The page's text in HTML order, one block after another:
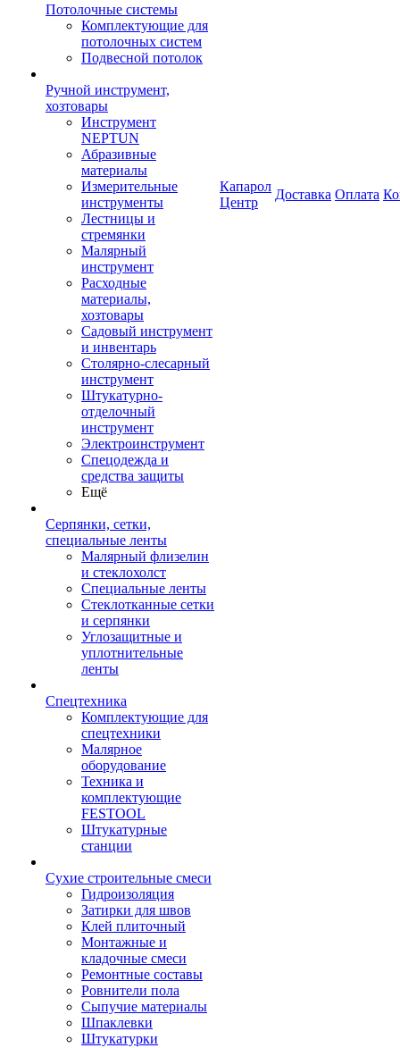
Потолочные системы
Комплектующие для
потолочных систем
Подвесной потолок
Ручной инструмент,
хозтовары
Инструмент
NEPTUN
Абразивные
материалы
Измерительные
инструменты
Лестницы и
стремянки
Малярный
инструмент
Расходные
материалы,
хозтовары
Садовый инструмент
и инвентарь
Столярно-слесарный
инструмент
Штукатурно-
отделочный
инструмент
Электроинструмент
Спецодежда и
средства защиты
Ещё
Серпянки, сетки,
специальные ленты
Малярный флизелин
и стеклохолст
Специальные ленты
Стеклотканные сетки
и серпянки
Углозащитные и
уплотнительные
ленты
Спецтехника
Комплектующие для
спецтехники
Малярное
оборудование
Техника и
комплектующие
FESTOOL
Штукатурные
станции
Сухие строительные смеси
Гидроизоляция
Затирки для швов
Клей плиточный
Монтажные и
кладочные смеси
Ремонтные составы
Ровнители пола
Сыпучие материалы
Шпаклевки
Штукатурки
Капарол
Центр
Доставка Оплата